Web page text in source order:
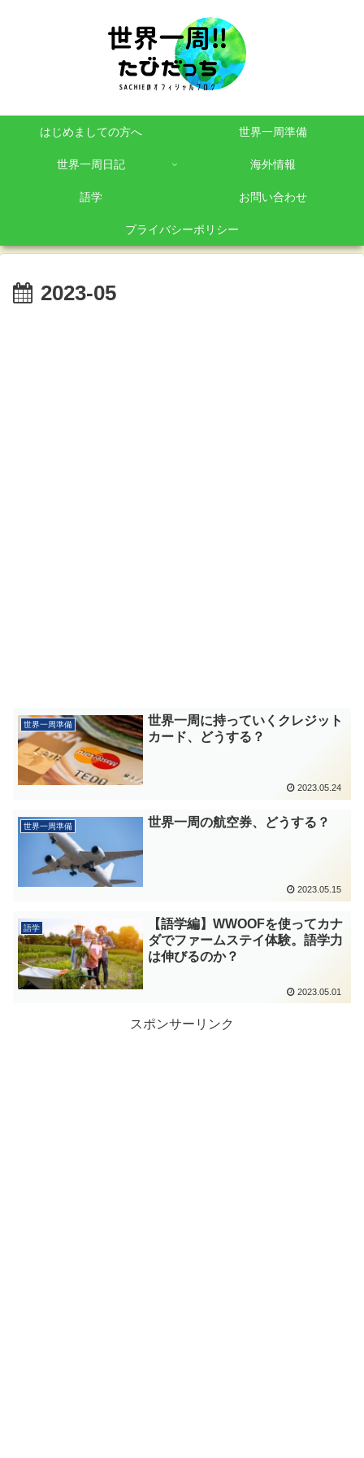
はじめましての方へ 世界一周準備
世界一周日記 海外情報
語学 お問い合わせ
プライバシーポリシー
2023-05
世界一周準備
世界一周に持っていくクレジット
カード、どうする？
2023.05.24
世界一周準備 世界一周の航空券、どうする？
2023.05.15
語学
【語学編】WWOOFを使ってカナ
ダでファームステイ体験。語学力
は伸びるのか？
2023.05.01
スポンサーリンク